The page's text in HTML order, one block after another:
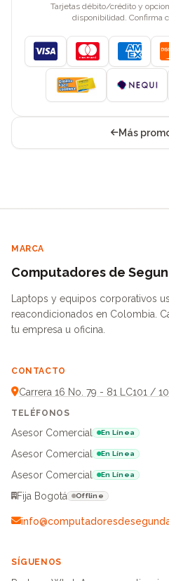
Tarjetas débito/crédito y
disponibilidad. Confirma
Visa Mastercard
Más
MARCA
Computadores de
Laptops y equipos corporativos
reacondicionados en Colombia.
tu empresa u oficina.
CONTACTO
Carrera 16 No. 79 - 81 LC101 /
TELÉFONOS
Asesor Comercial En Línea
Asesor Comercial
En Línea
Asesor Comercial
En Línea
Fija Bogotá
Offline
SÍGUENOS